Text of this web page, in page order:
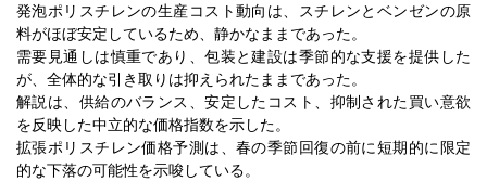
発泡ポリスチレンの生産コスト動向は、スチレンとベンゼンの原
料がほぼ安定しているため、静かなままであった。
需要見通しは慎重であり、包装と建設は季節的な支援を提供した
が、全体的な引き取りは抑えられたままであった。
解説は、供給のバランス、安定したコスト、抑制された買い意欲
を反映した中立的な価格指数を示した。
拡張ポリスチレン価格予測は、春の季節回復の前に短期的に限定
的な下落の可能性を示唆している。